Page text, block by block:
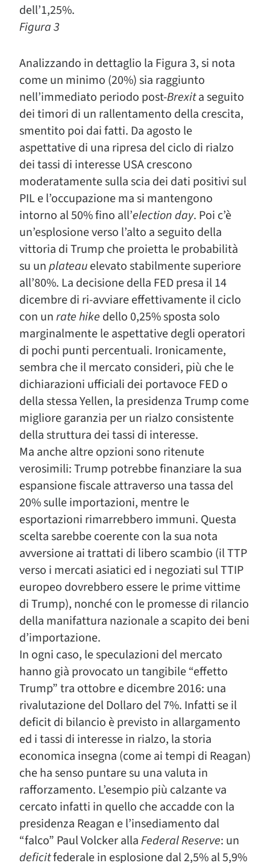
dell’1,25%.
Figura 3
Analizzando in dettaglio la Figura 3, si nota
come un minimo (20%) sia raggiunto
nell’immediato periodo post-Brexita seguito
dei timori di un rallentamento della crescita,
smentito poi dai fatti. Da agosto le
aspettative di una ripresa del ciclo di rialzo
dei tassi di interesse USA crescono
moderatamente sulla scia dei dati positivi sul
PIL e l’occupazione ma si mantengono
intorno al 50% fino all’election day. Poi c’è
un’esplosione verso l’alto a seguito della
vittoria di Trump che proietta le probabilità
su unplateauelevato stabilmente superiore
all’80%. La decisione della FED presa il 14
dicembre di ri-avviare effettivamente il ciclo
con unrate hike dello 0,25% sposta solo
marginalmente le aspettative degli operatori
di pochi punti percentuali. Ironicamente,
sembra che il mercato consideri, più che le
dichiarazioni ufficiali dei portavoce FED o
della stessa Yellen, la presidenza Trump come
migliore garanzia per un rialzo consistente
della struttura dei tassi di interesse.
Ma anche altre opzioni sono ritenute
verosimili: Trump potrebbe finanziare la sua
espansione fiscale attraverso una tassa del
20% sulle importazioni, mentre le
esportazioni rimarrebbero immuni. Questa
scelta sarebbe coerente con la sua nota
avversione ai trattati di libero scambio (il TTP
verso i mercati asiatici ed i negoziati sul TTIP
europeo dovrebbero essere le prime vittime
di Trump), nonché con le promesse di rilancio
della manifattura nazionale a scapito dei beni
d’importazione.
In ogni caso, le speculazioni del mercato
hanno già provocato un tangibile “effetto
Trump” tra ottobre e dicembre 2016: una
rivalutazione del Dollaro del 7%. Infatti se il
deficit di bilancio è previsto in allargamento
ed i tassi di interesse in rialzo, la storia
economica insegna (come ai tempi di Reagan)
che ha senso puntare su una valuta in
rafforzamento. L’esempio più calzante va
cercato infatti in quello che accadde con la
presidenza Reagan e l’insediamento dal
“falco” Paul Volcker allaFederal Reserve: un
deficitfederale in esplosione dal 2,5% al 5,9%